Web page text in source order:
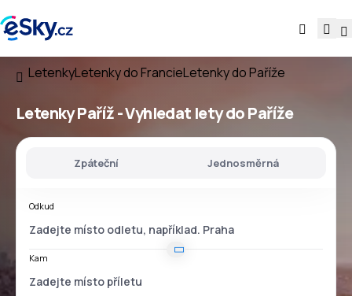
LetenkyLetenky do FrancieLetenky do Paříže
Letenky Paříž - Vyhledat lety do Paříže
Zpáteční Jednosměrná
Odkud
Kam